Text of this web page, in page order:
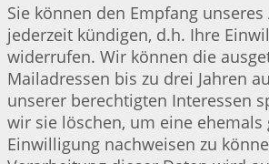
Sie können den Empfang
jederzeit kündigen, d.h. Ihre
widerrufen. Wir können die
Mailadressen bis zu drei Jahren
unserer berechtigten Interessen
wir sie löschen, um eine ehemals
Einwilligung nachweisen zu